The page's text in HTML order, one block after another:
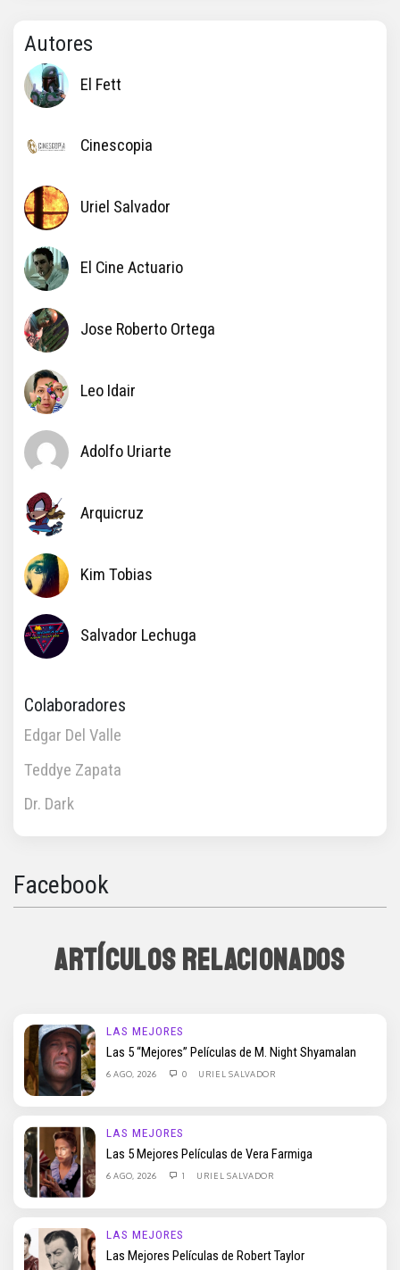
Autores
El Fett
Cinescopia
Uriel Salvador
El Cine Actuario
Jose Roberto Ortega
Leo Idair
Adolfo Uriarte
Arquicruz
Kim Tobias
Salvador Lechuga
Colaboradores
Edgar Del Valle
Teddye Zapata
Dr. Dark
Facebook
ARTÍCULOS RELACIONADOS
LAS MEJORES
Las 5 “Mejores” Películas de M. Night Shyamalan
6 AGO, 2026 0 URIEL SALVADOR
LAS MEJORES
Las 5 Mejores Películas de Vera Farmiga
6 AGO, 2026 1 URIEL SALVADOR
LAS MEJORES
Las Mejores Películas de Robert Taylor